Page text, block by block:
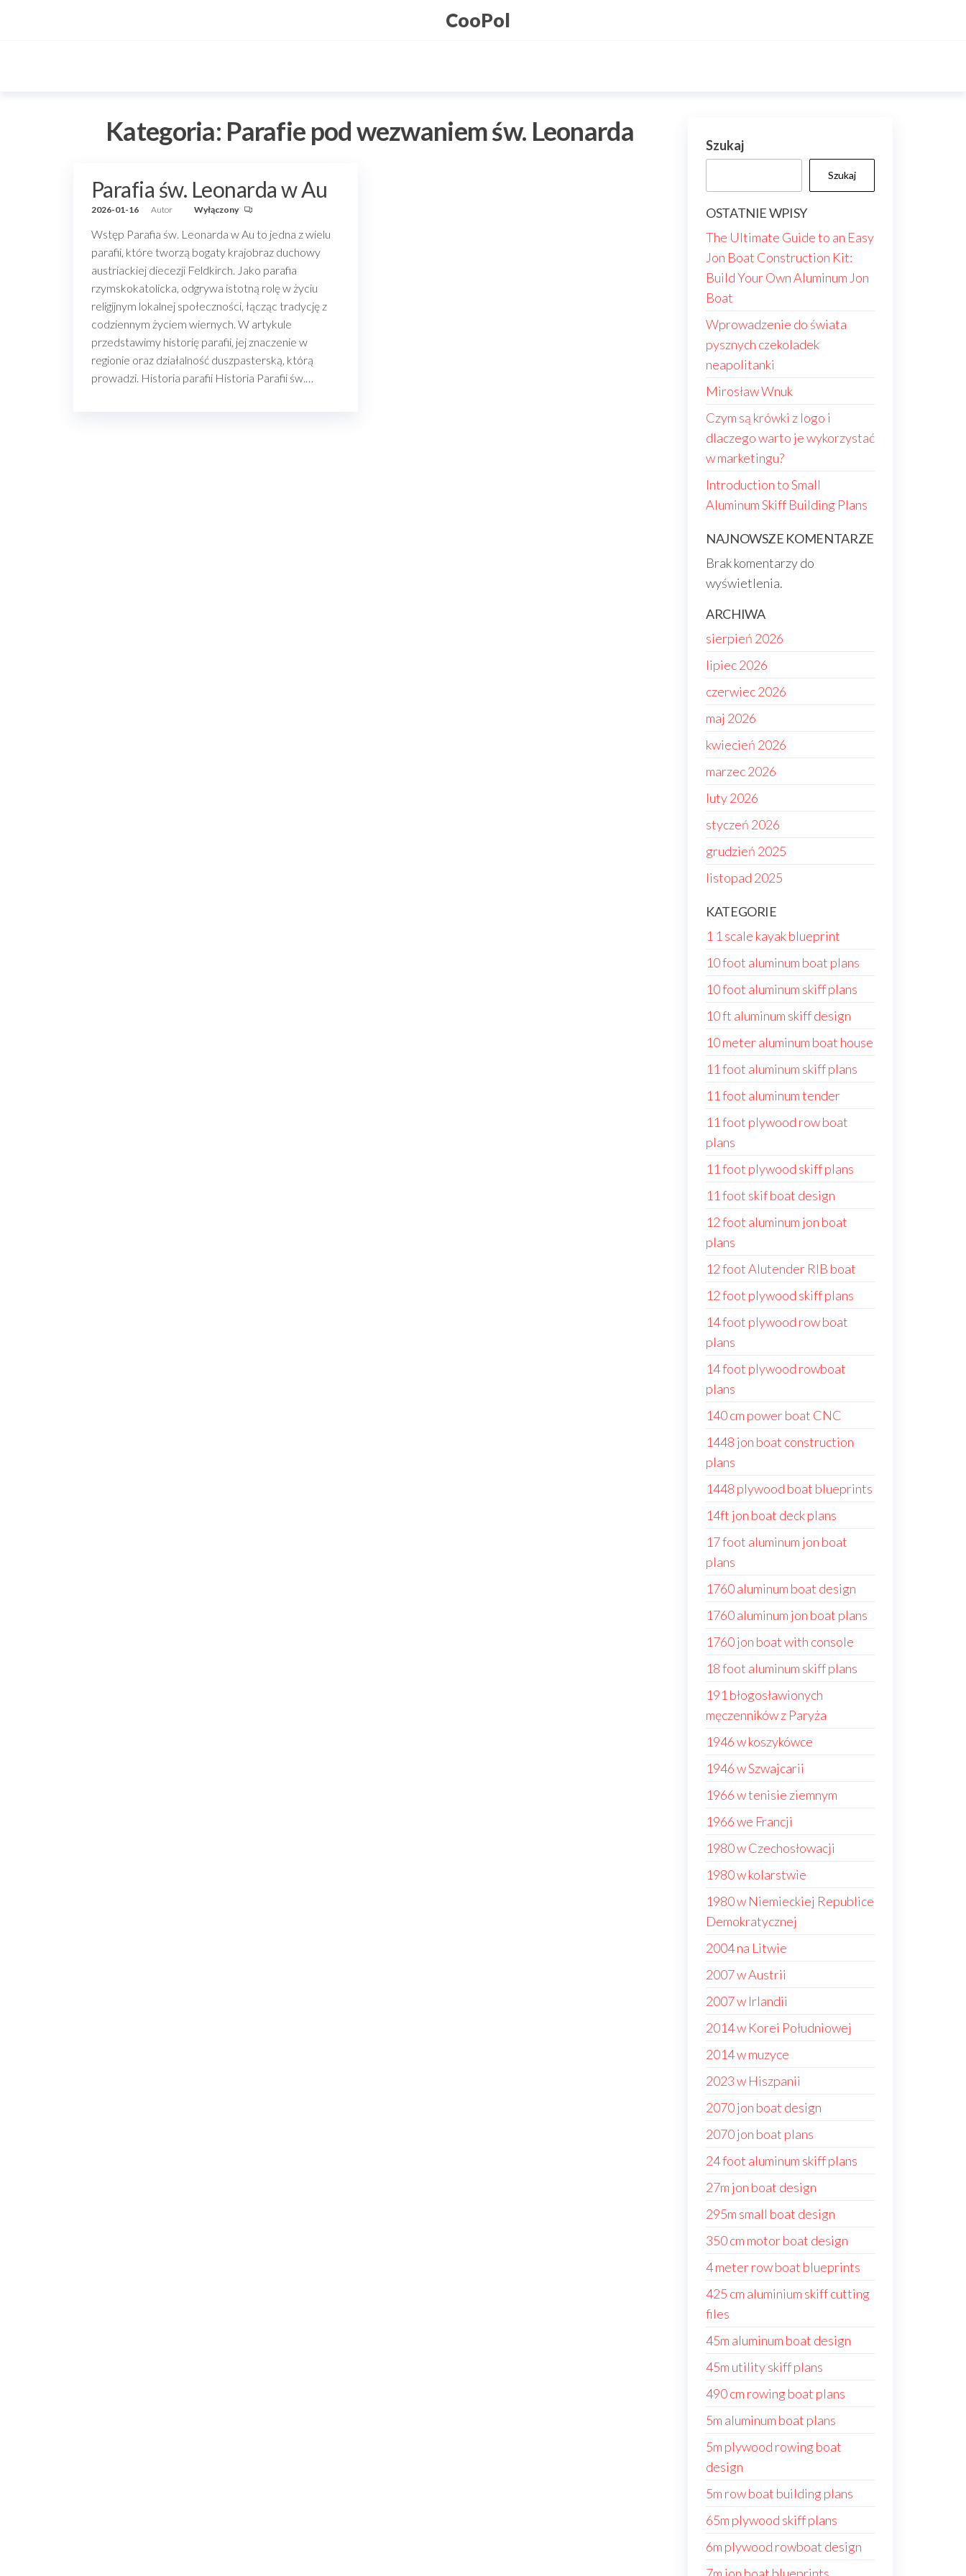
CooPol
Kategoria: Parafie pod wezwaniem św. Leonarda
Parafia św. Leonarda w Au
2026-01-16 Autor Wyłączony
Wstęp Parafia św. Leonarda w Au to jedna z wielu
parafii, które tworzą bogaty krajobraz duchowy
austriackiej diecezji Feldkirch. Jako parafia
rzymskokatolicka, odgrywa istotną rolę w życiu
religijnym lokalnej społeczności, łącząc tradycję z
codziennym życiem wiernych. W artykule
przedstawimy historię parafii, jej znaczenie w
regionie oraz działalność duszpasterską, którą
prowadzi. Historia parafii Historia Parafii św.…
Szukaj
Szukaj
OSTATNIE WPISY
The Ultimate Guide to an Easy
Jon Boat Construction Kit:
Build Your Own Aluminum Jon
Boat
Wprowadzenie do świata
pysznych czekoladek
neapolitanki
Mirosław Wnuk
Czym są krówki z logo i
dlaczego warto je wykorzystać
w marketingu?
Introduction to Small
Aluminum Skiff Building Plans
NAJNOWSZE KOMENTARZE
Brak komentarzy do
wyświetlenia.
ARCHIWA
sierpień 2026
lipiec 2026
czerwiec 2026
maj 2026
kwiecień 2026
marzec 2026
luty 2026
styczeń 2026
grudzień 2025
listopad 2025
KATEGORIE
1 1 scale kayak blueprint
10 foot aluminum boat plans
10 foot aluminum skiff plans
10 ft aluminum skiff design
10 meter aluminum boat house
11 foot aluminum skiff plans
11 foot aluminum tender
11 foot plywood row boat
plans
11 foot plywood skiff plans
11 foot skif boat design
12 foot aluminum jon boat
plans
12 foot Alutender RIB boat
12 foot plywood skiff plans
14 foot plywood row boat
plans
14 foot plywood rowboat
plans
140 cm power boat CNC
1448 jon boat construction
plans
1448 plywood boat blueprints
14ft jon boat deck plans
17 foot aluminum jon boat
plans
1760 aluminum boat design
1760 aluminum jon boat plans
1760 jon boat with console
18 foot aluminum skiff plans
191 błogosławionych
męczenników z Paryża
1946 w koszykówce
1946 w Szwajcarii
1966 w tenisie ziemnym
1966 we Francji
1980 w Czechosłowacji
1980 w kolarstwie
1980 w Niemieckiej Republice
Demokratycznej
2004 na Litwie
2007 w Austrii
2007 w Irlandii
2014 w Korei Południowej
2014 w muzyce
2023 w Hiszpanii
2070 jon boat design
2070 jon boat plans
24 foot aluminum skiff plans
27m jon boat design
295m small boat design
350 cm motor boat design
4 meter row boat blueprints
425 cm aluminium skiff cutting
files
45m aluminum boat design
45m utility skiff plans
490 cm rowing boat plans
5m aluminum boat plans
5m plywood rowing boat
design
5m row boat building plans
65m plywood skiff plans
6m plywood rowboat design